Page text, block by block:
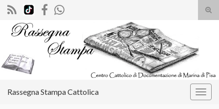
il
Search for:
Rassegna Stampa Cattolica